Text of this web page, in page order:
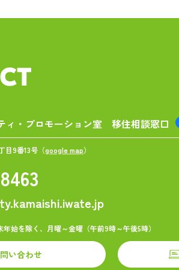
・プロモーション室 移住相談窓口
目9番13号（google map）
始を除く、月曜～金曜（午前9時～午後5時）
い合わせ